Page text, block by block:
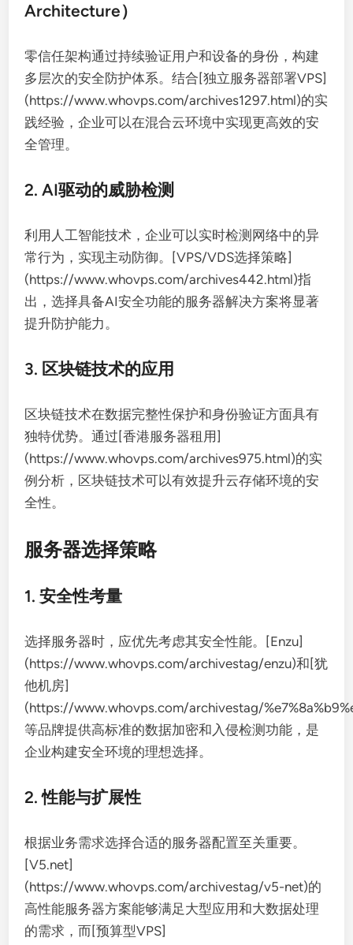
Architecture）
零信任架构通过持续验证用户和设备的身份，构建
多层次的安全防护体系。结合[独立服务器部署VPS]
(https://www.whovps.com/archives1297.html)的实
践经验，企业可以在混合云环境中实现更高效的安
全管理。
2. AI驱动的威胁检测
利用人工智能技术，企业可以实时检测网络中的异
常行为，实现主动防御。[VPS/VDS选择策略]
(https://www.whovps.com/archives442.html)指
出，选择具备AI安全功能的服务器解决方案将显著
提升防护能力。
3. 区块链技术的应用
区块链技术在数据完整性保护和身份验证方面具有
独特优势。通过[香港服务器租用]
(https://www.whovps.com/archives975.html)的实
例分析，区块链技术可以有效提升云存储环境的安
全性。
服务器选择策略
1. 安全性考量
选择服务器时，应优先考虑其安全性能。[Enzu]
(https://www.whovps.com/archivestag/enzu)和[犹
他机房]
(https://www.whovps.com/archivestag/
等品牌提供高标准的数据加密和入侵检测功能，是
企业构建安全环境的理想选择。
2. 性能与扩展性
根据业务需求选择合适的服务器配置至关重要。
[V5.net]
(https://www.whovps.com/archivestag/v5-net)的
高性能服务器方案能够满足大型应用和大数据处理
的需求，而[预算型VPS]